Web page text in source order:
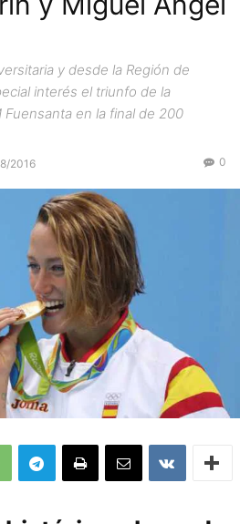
y desde la Región de
interés el triunfo de la
en la final de 200
2016 0